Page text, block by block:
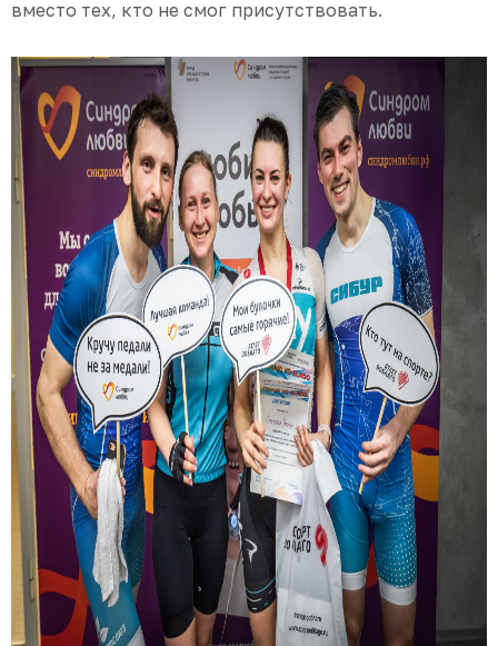
вместо тех, кто не смог присутствовать.